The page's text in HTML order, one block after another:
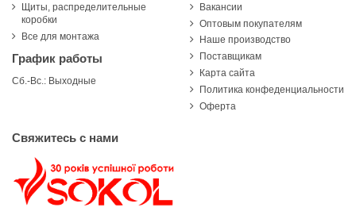
Щиты, распределительные
коробки
Все для монтажа
График работы
Сб.-Вс.: Выходные
Вакансии
Оптовым покупателям
Наше производство
Поставщикам
Карта сайта
Политика конфеденциальности
Оферта
Свяжитесь с нами